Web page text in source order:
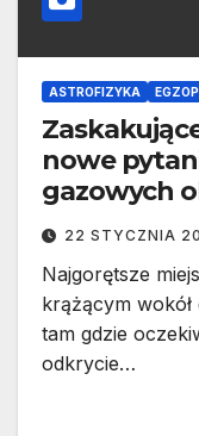
ASTROFIZYKA
nowe
gazowych
22 STYCZNIA
Najgorętsze
krążącym wokół
tam gdzie
odkrycie…